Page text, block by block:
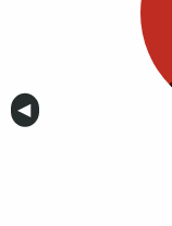
Anterior
◀︎